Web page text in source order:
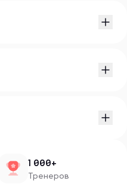
1 000+
Тренеров